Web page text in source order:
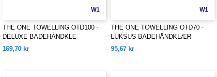
W1
THE ONE TOWELLING OTD100 -
DELUXE BADEHÅNDKLE
169,70 kr
W1
THE ONE TOWELLING OTD70 -
LUKSUS BADEHÅNDKLÆR
95,67 kr